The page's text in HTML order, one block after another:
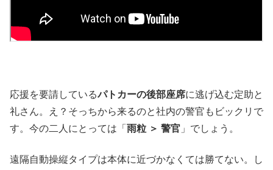
応援を要請しているパトカーの後部座席に逃げ込む定助と
礼さん。え？そっちから来るのと社内の警官もビックリで
す。今の二人にとっては「 雨粒 ＞ 警官 」でしょう。
遠隔自動操縦タイプは本体に近づかなくては勝てない。し